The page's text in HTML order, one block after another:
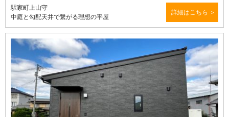
駅家町上山守
中庭と勾配天井で繋がる理想の平屋
詳細はこちら